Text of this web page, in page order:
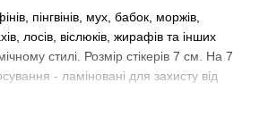
пінгвінів, мух, бабок, моржів,
лосів, віслюків, жирафів та інших
стилі. Розмір стікерів 7 см. На 7
- ламіновані для захисту від